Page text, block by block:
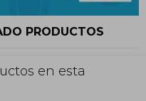
PRODUCTOS
en esta